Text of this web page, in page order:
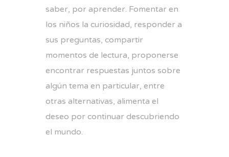
saber, por aprender. Fomentar en
los niños la curiosidad, responder a
sus preguntas, compartir
momentos de lectura, proponerse
encontrar respuestas juntos sobre
algún tema en particular, entre
otras alternativas, alimenta el
deseo por continuar descubriendo
el mundo.